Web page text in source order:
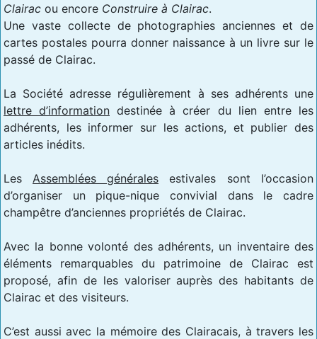
Clairac ou encore Construire à Clairac.
Une vaste collecte de photographies anciennes et de
cartes postales pourra donner naissance à un livre sur le
passé de Clairac.
La Société adresse régulièrement à ses adhérents une
lettre d’information destinée à créer du lien entre les
adhérents, les informer sur les actions, et publier des
articles inédits.
Les Assemblées générales estivales sont l’occasion
d’organiser un pique-nique convivial dans le cadre
champêtre d’anciennes propriétés de Clairac.
Avec la bonne volonté des adhérents, un inventaire des
éléments remarquables du patrimoine de Clairac est
proposé, afin de les valoriser auprès des habitants de
Clairac et des visiteurs.
C’est aussi avec la mémoire des Clairacais, à travers les